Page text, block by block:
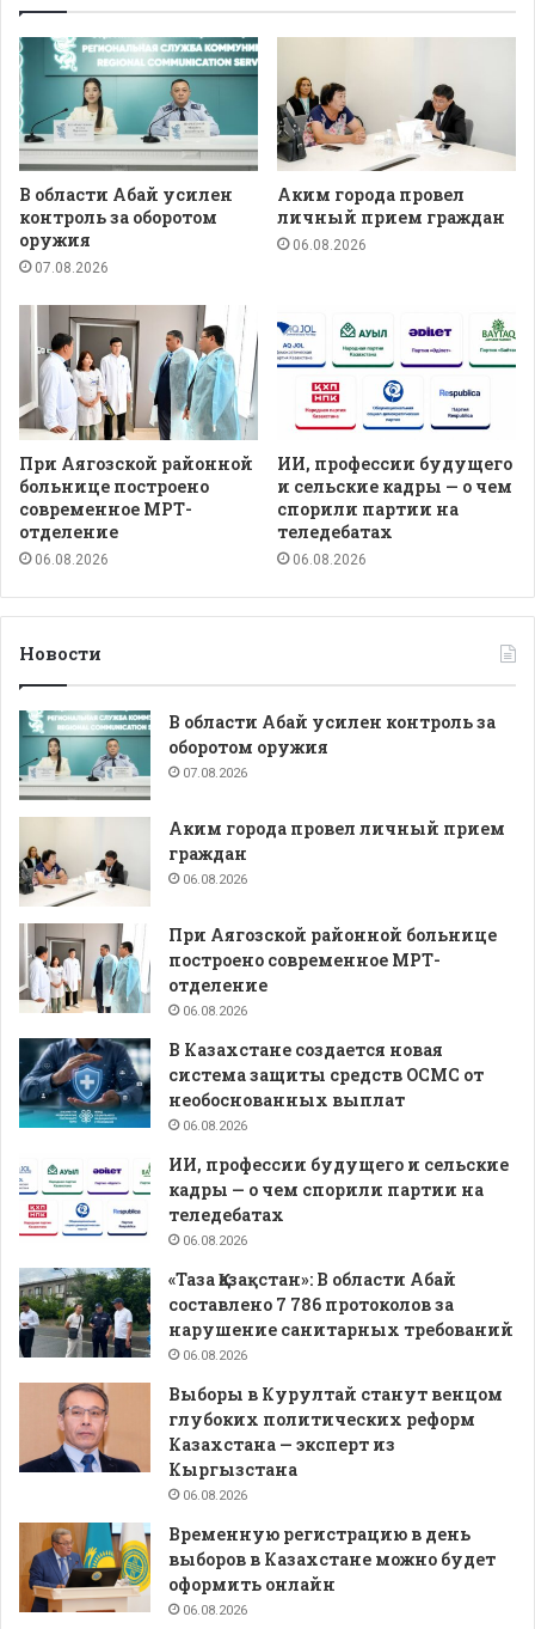
В области Абай усилен
контроль за оборотом
оружия
07.08.2026
Аким города провел
личный прием граждан
06.08.2026
При Аягозской районной
больнице построено
современное МРТ-
отделение
06.08.2026
ИИ, профессии будущего
и сельские кадры — о чем
спорили партии на
теледебатах
06.08.2026
Новости
В области Абай усилен контроль за
оборотом оружия
07.08.2026
Аким города провел личный прием
граждан
06.08.2026
При Аягозской районной больнице
построено современное МРТ-
отделение
06.08.2026
В Казахстане создается новая
система защиты средств ОСМС от
необоснованных выплат
06.08.2026
ИИ, профессии будущего и сельские
кадры — о чем спорили партии на
теледебатах
06.08.2026
«Таза Қазақстан»: В области Абай
составлено 7 786 протоколов за
нарушение санитарных требований
06.08.2026
Выборы в Курултай станут венцом
глубоких политических реформ
Казахстана — эксперт из
Кыргызстана
06.08.2026
Временную регистрацию в день
выборов в Казахстане можно будет
оформить онлайн
06.08.2026